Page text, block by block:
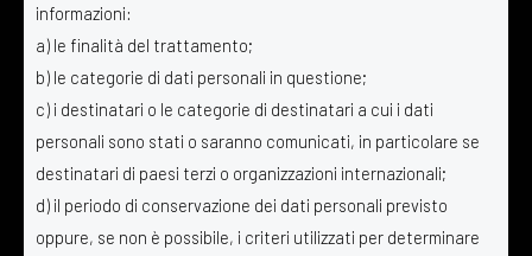
informazioni:
a) le finalità del trattamento;
b) le categorie di dati personali in questione;
c) i destinatari o le categorie di destinatari a cui i dati
personali sono stati o saranno comunicati, in particolare se
destinatari di paesi terzi o organizzazioni internazionali;
d) il periodo di conservazione dei dati personali previsto
oppure, se non è possibile, i criteri utilizzati per determinare